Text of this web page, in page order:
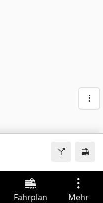
Fahrplan Mehr